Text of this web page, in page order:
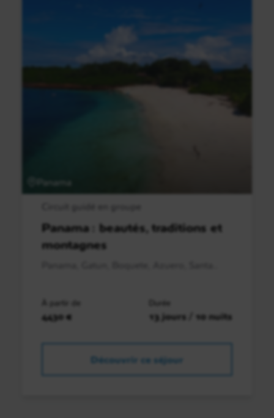
Panama
Panama : beautés, traditions et
montagnes
À partir de
4430 €
Durée
13 jours / 10 nuits
Découvrir ce séjour